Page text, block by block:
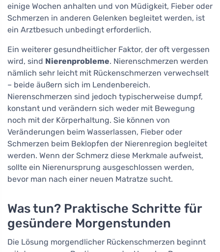
einige Wochen anhalten und von Müdigkeit, Fieber oder
Schmerzen in anderen Gelenken begleitet werden, ist
ein Arztbesuch unbedingt erforderlich.
Ein weiterer gesundheitlicher Faktor, der oft vergessen
wird, sind Nierenprobleme. Nierenschmerzen werden
nämlich sehr leicht mit Rückenschmerzen verwechselt
– beide äußern sich im Lendenbereich.
Nierenschmerzen sind jedoch typischerweise dumpf,
konstant und verändern sich weder mit Bewegung
noch mit der Körperhaltung. Sie können von
Veränderungen beim Wasserlassen, Fieber oder
Schmerzen beim Beklopfen der Nierenregion begleitet
werden. Wenn der Schmerz diese Merkmale aufweist,
sollte ein Nierenursprung ausgeschlossen werden,
bevor man nach einer neuen Matratze sucht.
Was tun? Praktische Schritte für
gesündere Morgenstunden
Die Lösung morgendlicher Rückenschmerzen beginnt